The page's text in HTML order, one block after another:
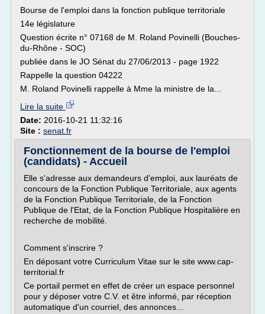
Bourse de l'emploi dans la fonction publique territoriale
14e législature
Question écrite n° 07168 de M. Roland Povinelli (Bouches-
du-Rhône - SOC)
publiée dans le JO Sénat du 27/06/2013 - page 1922
Rappelle la question 04222
M. Roland Povinelli rappelle à Mme la ministre de la...
Lire la suite
Date: 2016-10-21 11:32:16
Site : senat.fr
Fonctionnement de la bourse de l'emploi
(candidats) - Accueil
Elle s'adresse aux demandeurs d'emploi, aux lauréats de
concours de la Fonction Publique Territoriale, aux agents
de la Fonction Publique Territoriale, de la Fonction
Publique de l'Etat, de la Fonction Publique Hospitalière en
recherche de mobilité.
Comment s'inscrire ?
En déposant votre Curriculum Vitae sur le site www.cap-
territorial.fr
Ce portail permet en effet de créer un espace personnel
pour y déposer votre C.V. et être informé, par réception
automatique d'un courriel, des annonces...